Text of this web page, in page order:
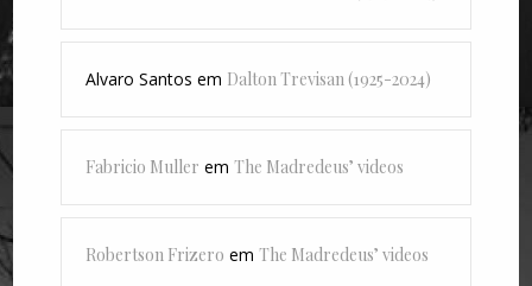
Alvaro Santos em Dalton Trevisan (1925-2024)
Fabricio Muller emThe Madredeus’ videos
Robertson Frizero emThe Madredeus’ videos